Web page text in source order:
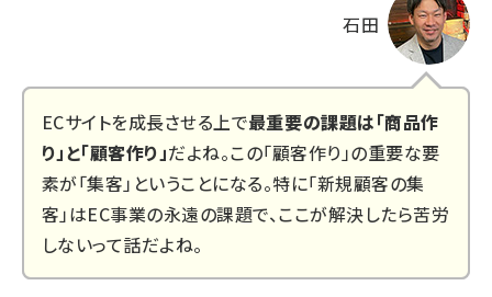
石田
ECサイトを成長させる上で最重要の課題は「商品作
り」と「顧客作り」だよね。この「顧客作り」の重要な要
素が「集客」ということになる。特に「新規顧客の集
客」はEC事業の永遠の課題で、ここが解決したら苦労
しないって話だよね。